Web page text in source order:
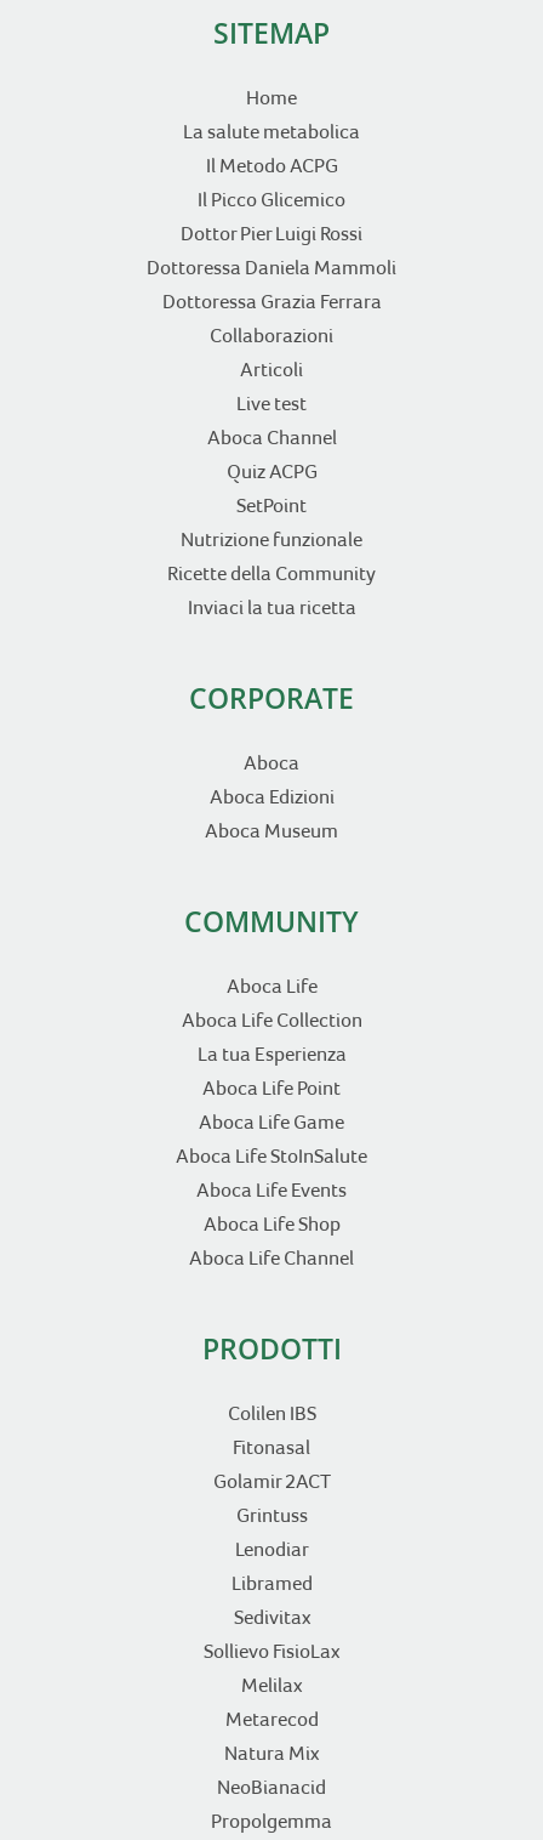
SITEMAP
Home
La salute metabolica
Il Metodo ACPG
Il Picco Glicemico
Dottor Pier Luigi Rossi
Dottoressa Daniela Mammoli
Dottoressa Grazia Ferrara
Collaborazioni
Articoli
Live test
Aboca Channel
Quiz ACPG
SetPoint
Nutrizione funzionale
Ricette della Community
Inviaci la tua ricetta
CORPORATE
Aboca
Aboca Edizioni
Aboca Museum
COMMUNITY
Aboca Life
Aboca Life Collection
La tua Esperienza
Aboca Life Point
Aboca Life Game
Aboca Life StoInSalute
Aboca Life Events
Aboca Life Shop
Aboca Life Channel
PRODOTTI
Colilen IBS
Fitonasal
Golamir 2ACT
Grintuss
Lenodiar
Libramed
Sedivitax
Sollievo FisioLax
Melilax
Metarecod
Natura Mix
NeoBianacid
Propolgemma